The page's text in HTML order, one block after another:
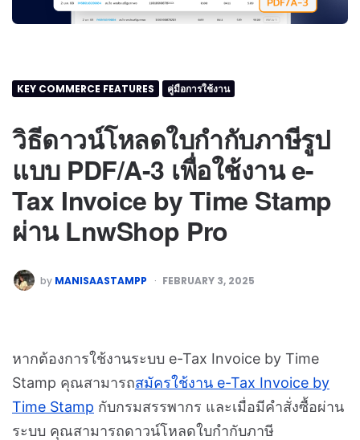
KEY COMMERCE FEATURES คู่มือการใช้งาน
วิธีดาวน์โหลดใบกำกับภาษีรูป
แบบ PDF/A-3 เพื่อใช้งาน e-
Tax Invoice by Time Stamp
ผ่าน LnwShop Pro
by MANISAASTAMPP FEBRUARY 3, 2025
หากต้องการใช้งานระบบ e-Tax Invoice by Time
Stamp คุณสามารถสมัครใช้งาน e-Tax Invoice by
Time Stamp กับกรมสรรพากร และเมื่อมีคำสั่งซื้อผ่าน
ระบบ คุณสามารถดาวน์โหลดใบกำกับภาษี